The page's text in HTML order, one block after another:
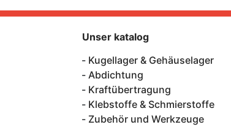
Unser katalog
Kugellager & Gehäuselager
Abdichtung
Kraftübertragung
Klebstoffe & Schmierstoffe
Zubehör und Werkzeuge